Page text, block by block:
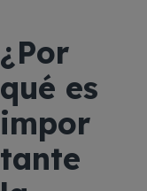
¿Por
qué es
impor
tante